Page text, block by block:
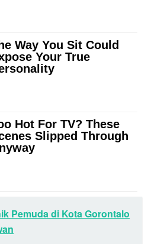
Pemuda di Kota Gorontalo